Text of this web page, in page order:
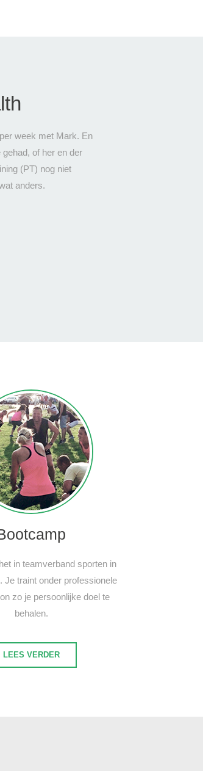
week met Mark. En
of her en der
(PT) nog niet
anders.
in teamverband sporten in
Je traint onder professionele
zo je persoonlijke doel te
behalen.
LEES VERDER